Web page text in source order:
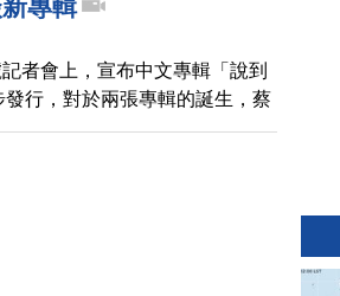
專輯
者會上，宣布中文專輯「說到
行，對於兩張專輯的誕生，蔡